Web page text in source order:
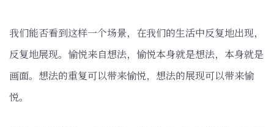
我们能否看到这样一个场景，在我们的生活中反复地出现，
反复地展现。愉悦来自想法，愉悦本身就是想法，本身就是
画面。想法的重复可以带来愉悦，想法的展现可以带来愉
悦。